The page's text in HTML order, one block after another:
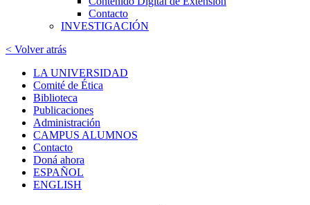
Contacto
INVESTIGACIÓN
< Volver atrás
LA UNIVERSIDAD
Comité de Ética
Biblioteca
Publicaciones
Administración
CAMPUS ALUMNOS
Contacto
Doná ahora
ESPAÑOL
ENGLISH